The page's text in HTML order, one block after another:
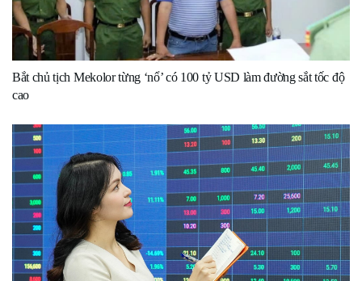
Bắt chủ tịch Mekolor từng ‘nổ’ có 100 tỷ USD làm đường sắt tốc độ
cao